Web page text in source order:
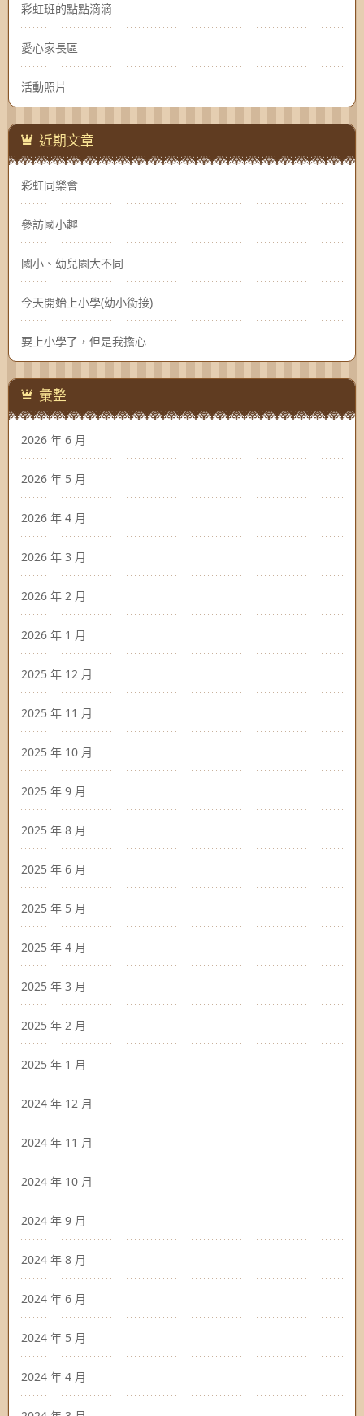
彩虹班的點點滴滴
愛心家長區
活動照片
近期文章
彩虹同樂會
參訪國小趣
國小、幼兒園大不同
今天開始上小學(幼小銜接)
要上小學了，但是我擔心
彙整
2026 年 6 月
2026 年 5 月
2026 年 4 月
2026 年 3 月
2026 年 2 月
2026 年 1 月
2025 年 12 月
2025 年 11 月
2025 年 10 月
2025 年 9 月
2025 年 8 月
2025 年 6 月
2025 年 5 月
2025 年 4 月
2025 年 3 月
2025 年 2 月
2025 年 1 月
2024 年 12 月
2024 年 11 月
2024 年 10 月
2024 年 9 月
2024 年 8 月
2024 年 6 月
2024 年 5 月
2024 年 4 月